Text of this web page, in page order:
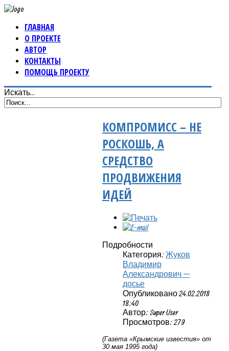
ГЛАВНАЯ
О ПРОЕКТЕ
АВТОР
КОНТАКТЫ
ПОМОЩЬ ПРОЕКТУ
Искать...
КОМПРОМИСС – НЕ
РОСКОШЬ, А
СРЕДСТВО
ПРОДВИЖЕНИЯ
ИДЕЙ
Подробности
Категория: Жуков
Владимир
Александрович —
досье
Опубликовано 24.02.2018
18:40
Автор: Super User
Просмотров: 279
(Газета «Крымские известия» от
30 мая 1995 года)